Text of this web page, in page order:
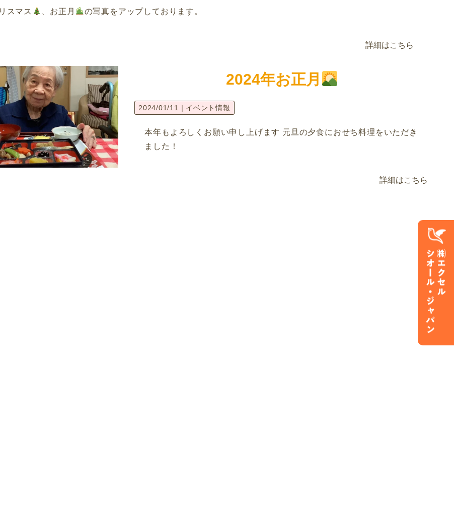
スマス 、お正月 の写真をアップしております。
詳細はこちら
2024年お正月
2024/01/11｜ イベント情報
本年もよろしくお願い申し上げます 元旦の夕食におせち料理をいただき
ました！
詳細はこちら